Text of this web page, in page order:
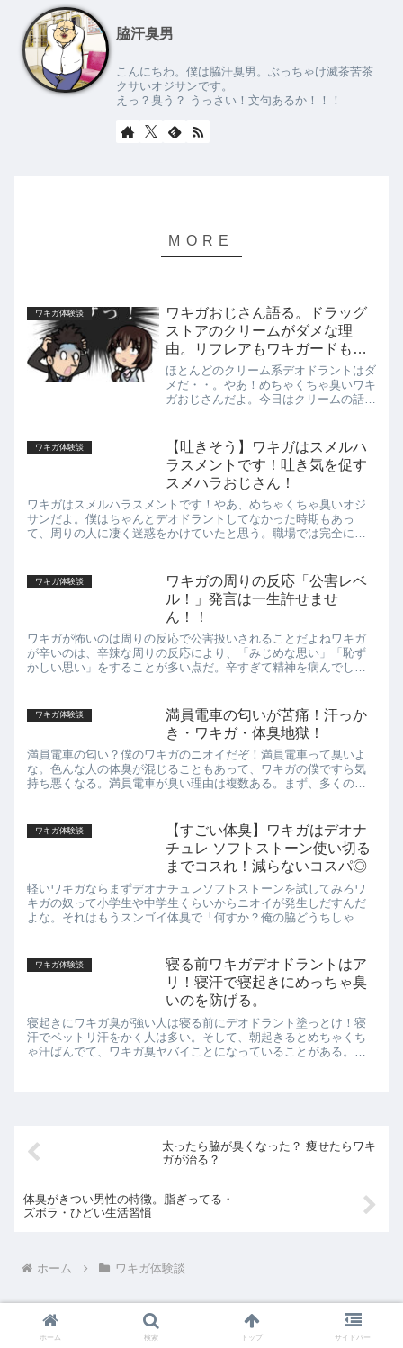
脇汗臭男
こんにちわ。僕は脇汗臭男。ぶっちゃけ滅茶苦茶
クサいオジサンです。
えっ？臭う？ うっさい！文句あるか！！！
ワキガ体験談
ワキガおじさん語る。ドラッグ
ストアのクリームがダメな理
由。リフレアもワキガードもク
デオも・・・。
ほとんどのクリーム系デオドラントはダ
メだ・・。やあ！めちゃくちゃ臭いワキ
ガおじさんだよ。今日はクリームの話を
類も多く、ドラッグストアで手軽に入手
できる市販デオドラントで...
ワキガ体験談
【吐きそう】ワキガはスメルハ
ラスメントです！吐き気を促す
スメハラおじさん！
ワキガはスメルハラスメントです！やあ、めちゃくちゃ臭いオジ
サンだよ。僕はちゃんとデオドラントしてなかった時期もあっ
て、周りの人に凄く迷惑をかけていたと思う。職場では完全にス
ワキガ体験談
ワキガの周りの反応「公害レベ
ル！」発言は一生許せませ
ん！！
ワキガが怖いのは周りの反応で公害扱いされることだよねワキガ
が辛いのは、辛辣な周りの反応により、「みじめな思い」「恥ず
かしい思い」をすることが多い点だ。辛すぎて精神を病んでしま
ワキガ体験談
満員電車の匂いが苦痛！汗っか
き・ワキガ・体臭地獄！
満員電車の匂い？僕のワキガのニオイだぞ！満員電車って臭いよ
な。色んな人の体臭が混じることもあって、ワキガの僕ですら気
持ち悪くなる。満員電車が臭い理由は複数ある。まず、多くの人
ワキガ体験談
【すごい体臭】ワキガはデオナ
チュレ ソフトストーン使い切る
までコスれ！減らないコスパ◎
軽いワキガならまずデオナチュレソフトストーンを試してみろワ
キガの奴って小学生や中学生くらいからニオイが発生しだすんだ
よな。それはもうスンゴイ体臭で「何すか？俺の脇どうちしゃっ
ワキガ体験談
寝る前ワキガデオドラントはア
リ！寝汗で寝起きにめっちゃ臭
いのを防げる。
寝起きにワキガ臭が強い人は寝る前にデオドラント塗っとけ！寝
汗でベットリ汗をかく人は多い。そして、朝起きるとめちゃくち
ゃ汗ばんでて、ワキガ臭ヤバイことになっていることがある。こ
太ったら脇が臭くなった？ 痩せたらワキ
ガが治る？
体臭がきつい男性の特徴。脂ぎってる・
ズボラ・ひどい生活習慣
ホーム ワキガ体験談
ホーム 検索 トップ サイドバー